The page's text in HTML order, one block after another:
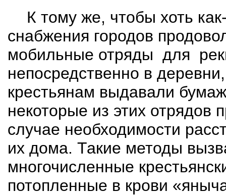
К тому же, чтобы хоть
снабжения городов
мобильные отряды для
непосредственно в
крестьянам выдавали
некоторые из этих отрядов
случае необходимости
их дома. Такие методы
многочисленные
потопленные в крови